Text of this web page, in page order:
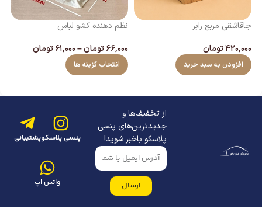
جاقاشقی مربع رابر
۴۲۰,۰۰۰تومان
افزودن به سبد خرید
نظم دهنده کشو لباس
۶۶,۰۰۰تومان–۶۱,۰۰۰تومان
انتخاب گزینه ها
از تخفیف‌ها و
جدیدترین‌های پنسی
پلاسکو باخبر شوید!
ارسال
پنسی پلاسکوپشتیبانی
واتس اپ